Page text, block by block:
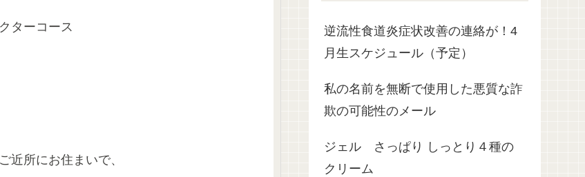
ターコース
近所にお住まいで、
逆流性食道炎症状改善の連絡が！4
月生スケジュール（予定）
私の名前を無断で使用した悪質な詐
欺の可能性のメール
ジェル さっぱり しっとり４種の
クリーム